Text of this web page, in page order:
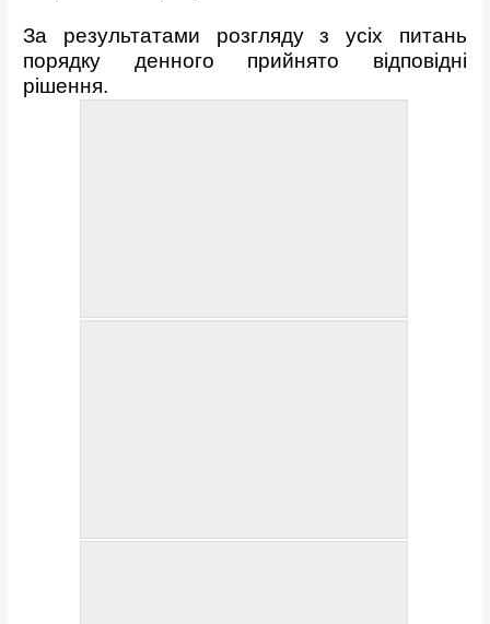
За результатами розгляду з усіх питань
порядку денного прийнято відповідні
рішення.